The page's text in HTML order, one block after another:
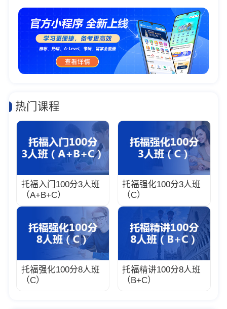
热门课程
托福入门100分3人班
（A+B+C）
托福强化100分3人班
（C）
托福强化100分8人班
（C）
托福精讲100分8人班
（B+C）